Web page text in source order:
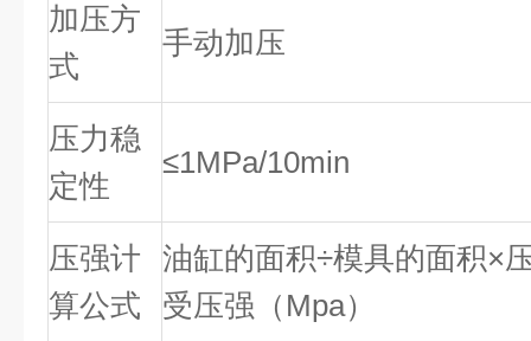
加压方
式
手动加压
压力稳
定性
≤1MPa/10min
压强计
算公式
油缸的面积÷模具的面积×
受压强（Mpa）